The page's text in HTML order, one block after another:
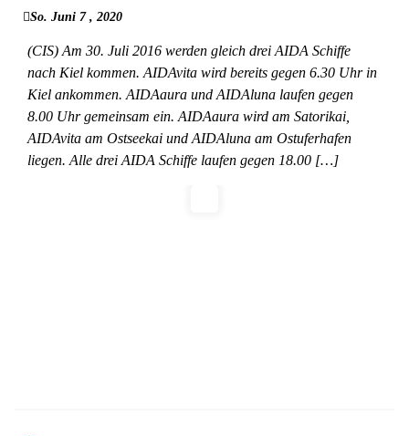
So. Juni 7 , 2020
(CIS) Am 30. Juli 2016 werden gleich drei AIDA Schiffe
nach Kiel kommen. AIDAvita wird bereits gegen 6.30 Uhr in
Kiel ankommen. AIDAaura und AIDAluna laufen gegen
8.00 Uhr gemeinsam ein. AIDAaura wird am Satorikai,
AIDAvita am Ostseekai und AIDAluna am Ostuferhafen
liegen. Alle drei AIDA Schiffe laufen gegen 18.00 […]